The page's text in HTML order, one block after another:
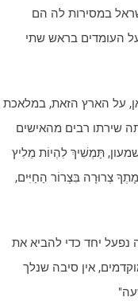
במסירות לה הם
העומדים בראש שתי
על הארץ הזאת, במלאכת
שירתו רבים מהאישים
תַּמְשִׁיךְ לִהְיוֹת מֵלִיץ
צְרוּרָה בִּצְרוֹר הַחַיִּים,
יחד כדי להביא את
אין סיבה שנלך